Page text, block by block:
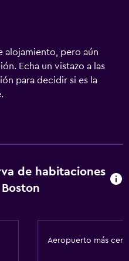
alojamiento, pero aún
Echa un vistazo a las
para decidir si es la
de habitaciones
Aeropuerto más